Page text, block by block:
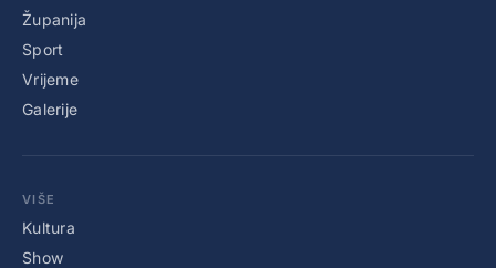
Županija
Sport
Vrijeme
Galerije
VIŠE
Kultura
Show